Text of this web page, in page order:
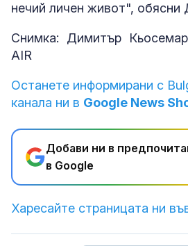
нечий личен живот",
Снимка: Димитър
AIR
Останете информирани с
канала ни в Google News
Добави ни в
в Google
Харесайте страницата ни